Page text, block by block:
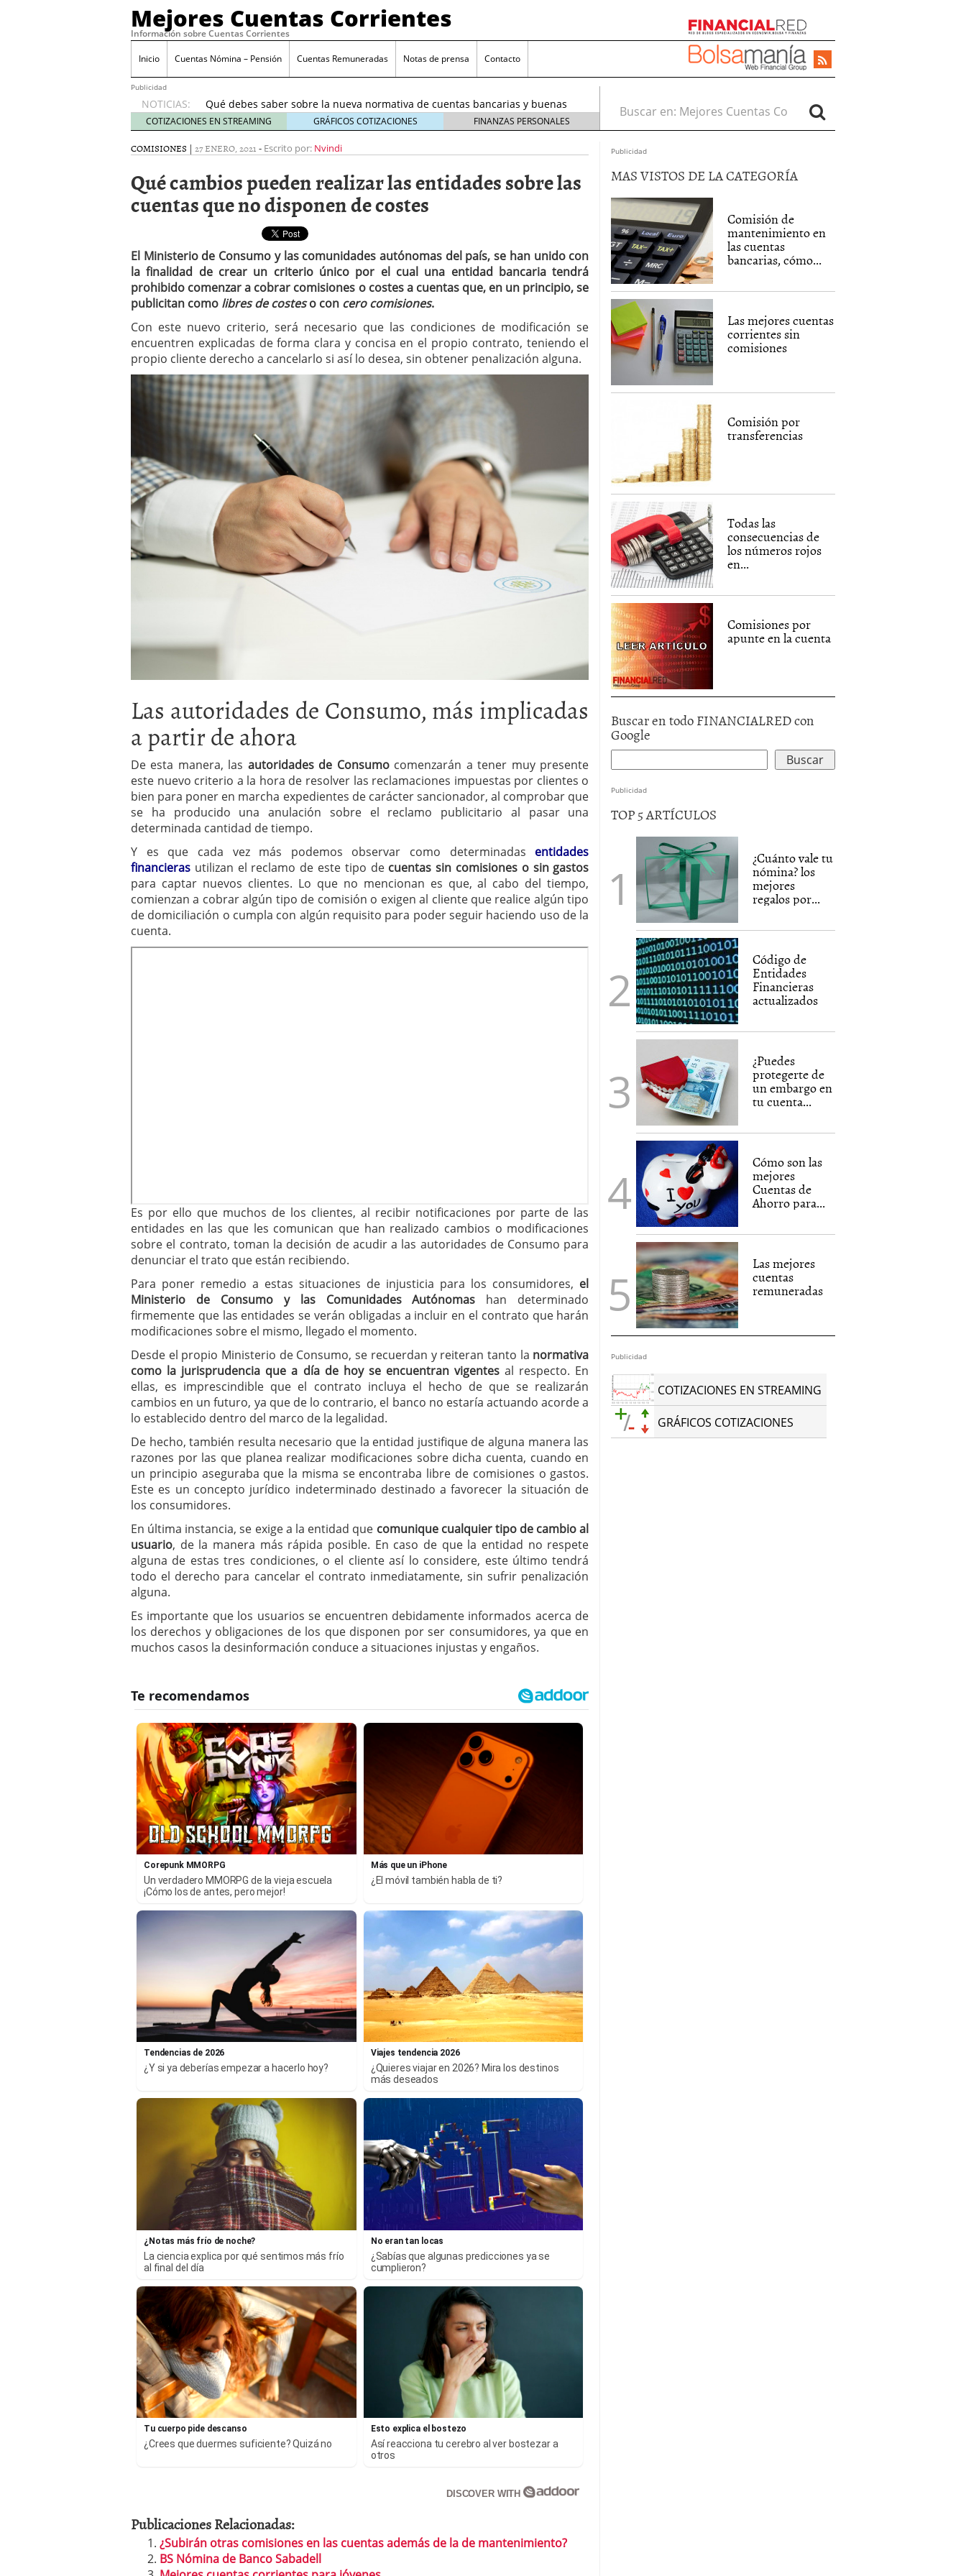
Mejores Cuentas Corrientes
Información sobre Cuentas Corrientes
Inicio Cuentas Nómina – Pensión Cuentas Remuneradas Notas de prensa Contacto
Publicidad
NOTICIAS:
¿Es seguro tener todo tu dinero en una cuenta corriente? Alternativas para
diversificar septiembre 4, 2025
Cuentas conjuntas vs cuentas separadas: ¿cómo repartir gastos sin líos?
Qué debes saber sobre la nueva normativa de cuentas bancarias y buenas
prácticas bancarias
septiembre 16, 2025
Cuentas corrientes remuneradas: ¿cuánto realmente ganas con 2-3 % TAE?
septiembre 12, 2025
prisa) septiembre 9, 2025
¿Es seguro tener todo tu dinero en una cuenta corriente? Alternativas para
diversificar septiembre 4, 2025
Cuentas conjuntas vs cuentas separadas: ¿cómo repartir gastos sin líos?
septiembre 23, 2025
COTIZACIONES EN STREAMING GRÁFICOS COTIZACIONES FINANZAS PERSONALES
Buscar en:
COMISIONES | 27 ENERO, 2021 - Escrito por: Nvindi
Qué cambios pueden realizar las entidades sobre las
cuentas que no disponen de costes
El Ministerio de Consumo y las comunidades autónomas del país, se han unido con
la finalidad de crear un criterio único por el cual una entidad bancaria tendrá
prohibido comenzar a cobrar comisiones o costes a cuentas que, en un principio, se
publicitan como libres de costeso con cero comisiones.
Con este nuevo criterio, será necesario que las condiciones de modificación se
encuentren explicadas de forma clara y concisa en el propio contrato, teniendo el
propio cliente derecho a cancelarlo si así lo desea, sin obtener penalización alguna.
Las autoridades de Consumo, más implicadas
a partir de ahora
De esta manera, las autoridades de Consumocomenzarán a tener muy presente
este nuevo criterio a la hora de resolver las reclamaciones impuestas por clientes o
bien para poner en marcha expedientes de carácter sancionador, al comprobar que
se ha producido una anulación sobre el reclamo publicitario al pasar una
determinada cantidad de tiempo.
Y es que cada vez más podemos observar como determinadas entidades
financieras utilizan el reclamo de este tipo de cuentas sin comisiones o sin gastos
para captar nuevos clientes. Lo que no mencionan es que, al cabo del tiempo,
comienzan a cobrar algún tipo de comisión o exigen al cliente que realice algún tipo
de domiciliación o cumpla con algún requisito para poder seguir haciendo uso de la
cuenta.
Es por ello que muchos de los clientes, al recibir notificaciones por parte de las
entidades en las que les comunican que han realizado cambios o modificaciones
sobre el contrato, toman la decisión de acudir a las autoridades de Consumo para
denunciar el trato que están recibiendo.
Para poner remedio a estas situaciones de injusticia para los consumidores, el
Ministerio de Consumo y las Comunidades Autónomas han determinado
firmemente que las entidades se verán obligadas a incluir en el contrato que harán
modificaciones sobre el mismo, llegado el momento.
Desde el propio Ministerio de Consumo, se recuerdan y reiteran tanto la normativa
como la jurisprudencia que a día de hoy se encuentran vigentes al respecto. En
ellas, es imprescindible que el contrato incluya el hecho de que se realizarán
cambios en un futuro, ya que de lo contrario, el banco no estaría actuando acorde a
lo establecido dentro del marco de la legalidad.
De hecho, también resulta necesario que la entidad justifique de alguna manera las
razones por las que planea realizar modificaciones sobre dicha cuenta, cuando en
un principio aseguraba que la misma se encontraba libre de comisiones o gastos.
Este es un concepto jurídico indeterminado destinado a favorecer la situación de
los consumidores.
En última instancia, se exige a la entidad que comunique cualquier tipo de cambio al
usuario, de la manera más rápida posible. En caso de que la entidad no respete
alguna de estas tres condiciones, o el cliente así lo considere, este último tendrá
todo el derecho para cancelar el contrato inmediatamente, sin sufrir penalización
alguna.
Es importante que los usuarios se encuentren debidamente informados acerca de
los derechos y obligaciones de los que disponen por ser consumidores, ya que en
muchos casos la desinformación conduce a situaciones injustas y engaños.
Corepunk MMORPG
Un verdadero MMORPG de la vieja escuela
¡Cómo los de antes, pero mejor!
Más que un iPhone
¿El móvil también habla de ti?
Tendencias de 2026
¿Y si ya deberías empezar a hacerlo hoy?
Viajes tendencia 2026
¿Quieres viajar en 2026? Mira los destinos
más deseados
¿Notas más frío de noche?
La ciencia explica por qué sentimos más frío
al final del día
No eran tan locas
¿Sabías que algunas predicciones ya se
cumplieron?
Tu cuerpo pide descanso
¿Crees que duermes suficiente? Quizá no
Esto explica el bostezo
Así reacciona tu cerebro al ver bostezar a
otros
DISCOVER WITH
Publicaciones Relacionadas:
¿Subirán otras comisiones en las cuentas además de la de mantenimiento?
BS Nómina de Banco Sabadell
Publicidad
MAS VISTOS DE LA CATEGORÍA
Comisión de
mantenimiento en
las cuentas
bancarias, cómo...
Las mejores cuentas
corrientes sin
comisiones
Comisión por
transferencias
Todas las
consecuencias de
los números rojos
en...
Comisiones por
apunte en la cuenta
Buscar en todo FINANCIALRED con
Google
Publicidad
TOP 5 ARTÍCULOS
¿Cuánto vale tu
nómina? los
mejores
regalos por...
Código de
Entidades
Financieras
actualizados
¿Puedes
protegerte de
un embargo en
tu cuenta...
Cómo son las
mejores
Cuentas de
Ahorro para...
Las mejores
cuentas
remuneradas
Publicidad
COTIZACIONES EN STREAMING
GRÁFICOS COTIZACIONES